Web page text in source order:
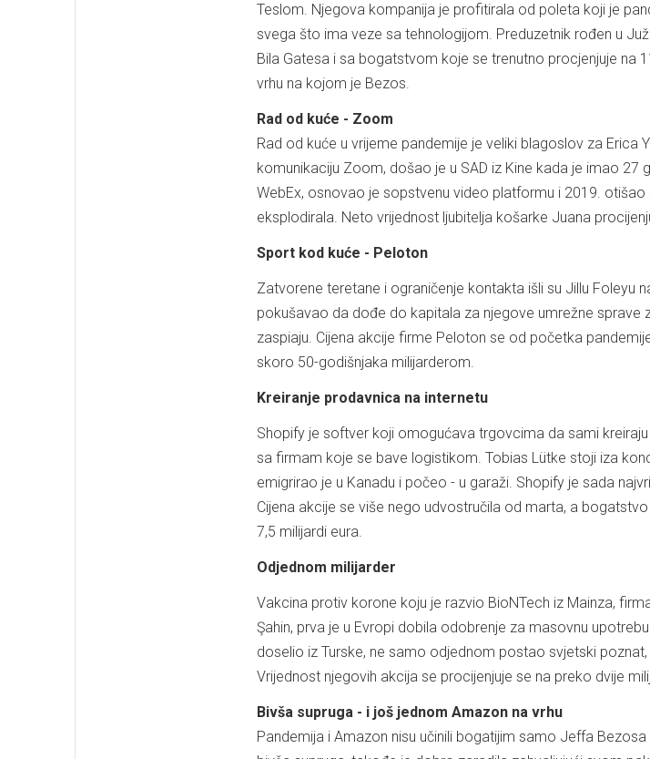
Teslom. Njegova kompanija je profitirala od poleta koji je
svega što ima veze sa tehnologijom. Preduzetnik rođen u
Bila Gatesa i sa bogatstvom koje se trenutno procjenjuje na
vrhu na kojom je Bezos.
Rad od kuće - Zoom
Rad od kuće u vrijeme pandemije je veliki blagoslov za Erica
komunikaciju Zoom, došao je u SAD iz Kine kada je imao 27
WebEx, osnovao je sopstvenu video platformu i 2019.
eksplodirala. Neto vrijednost ljubitelja košarke Juana
Sport kod kuće - Peloton
Zatvorene teretane i ograničenje kontakta išli su Jillu Foleyu
pokušavao da dođe do kapitala za njegove umrežne sprave
zaspiaju. Cijena akcije firme Peloton se od početka
skoro 50-godišnjaka milijarderom.
Kreiranje prodavnica na internetu
Shopify je softver koji omogućava trgovcima da sami
sa firmam koje se bave logistikom. Tobias Lütke stoji iza
emigrirao je u Kanadu i počeo - u garaži. Shopify je sada
Cijena akcije se više nego udvostručila od marta, a
7,5 milijardi eura.
Odjednom milijarder
Vakcina protiv korone koju je razvio BioNTech iz Mainza,
Şahin, prva je u Evropi dobila odobrenje za masovnu
doselio iz Turske, ne samo odjednom postao svjetski
Vrijednost njegovih akcija se procijenjuje se na preko dvije
Bivša supruga - i još jednom Amazon na vrhu
Pandemija i Amazon nisu učinili bogatijim samo Jeffa